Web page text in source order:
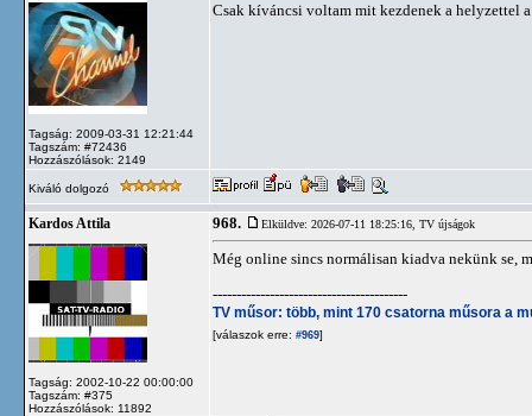
Tagság: 2009-03-31 12:21:44
Tagszám: #72436
Hozzászólások: 2149
Csak kíváncsi voltam mit kezdenek a helyzettel
Kiváló dolgozó
Kardos Attila
Tagság: 2002-10-22 00:00:00
Tagszám: #375
Hozzászólások: 11892
968. Elküldve: 2026-07-11 18:25:16, TV újságok
Még online sincs normálisan kiadva nekünk se,
-----------------------------------------
TV műsor: több, mint 170 csatorna műsora a
[válaszok erre: #969]